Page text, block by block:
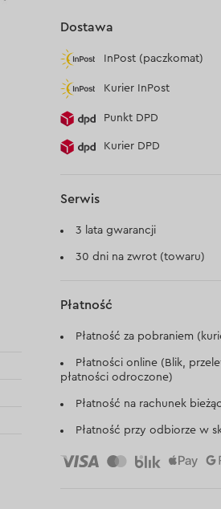
Dostawa
InPost (paczkomat)
Kurier InPost
Punkt DPD
Kurier DPD
Serwis
3 lata gwarancji
30 dni na zwrot (towaru)
Płatność
Płatność za pobraniem
Płatności online (Blik,
płatności odroczone)
Płatność na rachunek
Płatność przy odbiorze w